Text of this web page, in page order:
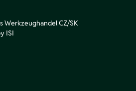
Werkzeughandel CZ/SK
ISI